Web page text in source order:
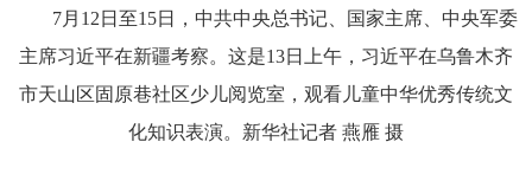
7月12日至15日，中共中央总书记、国家主席、中央军委
主席习近平在新疆考察。这是13日上午，习近平在乌鲁木齐
市天山区固原巷社区少儿阅览室，观看儿童中华优秀传统文
化知识表演。新华社记者 燕雁 摄